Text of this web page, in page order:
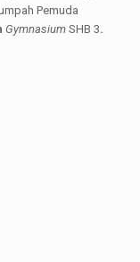
Pemuda
Gymnasium SHB 3.